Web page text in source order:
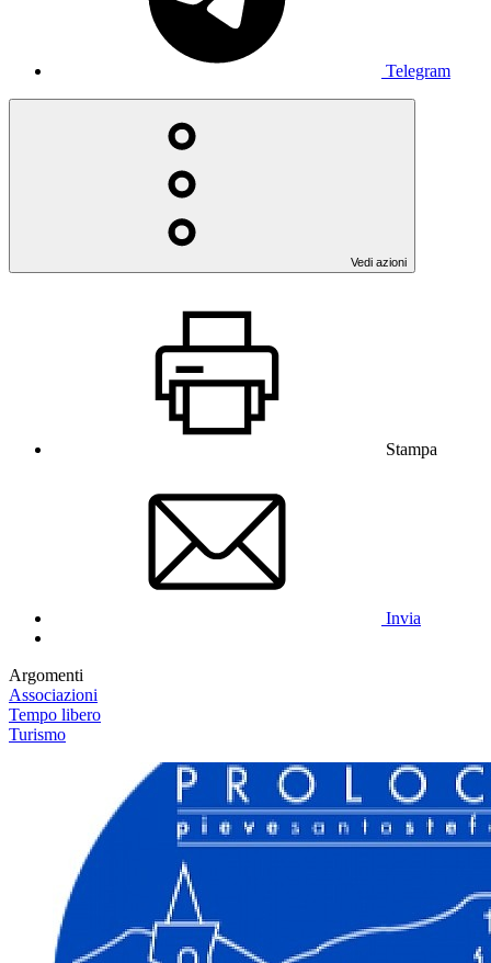
Telegram
Vedi azioni
Stampa
Invia
Argomenti
Associazioni
Tempo libero
Turismo